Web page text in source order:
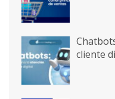
cliente